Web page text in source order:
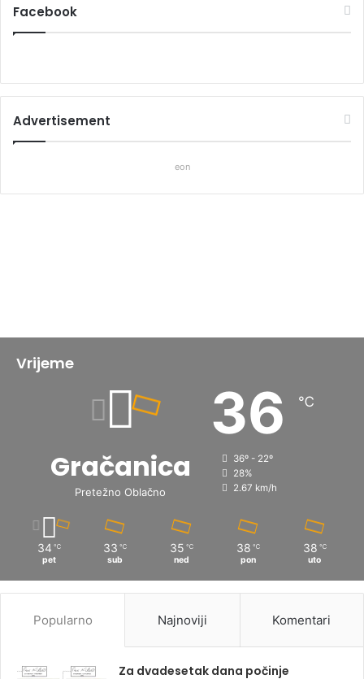
Facebook
Advertisement
eon
Vrijeme
Gračanica
Pretežno Oblačno
36 ℃
36º - 22º
28%
2.67 km/h
34 ℃
pet
33 ℃
sub
35 ℃
ned
38 ℃
pon
38 ℃
uto
Popularno Najnoviji Komentari
Za dvadesetak dana počinje